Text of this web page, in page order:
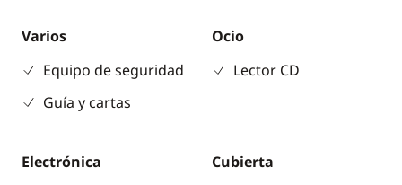
Varios
Equipo de seguridad
Guía y cartas
Ocio
Lector CD
Electrónica
Cubierta